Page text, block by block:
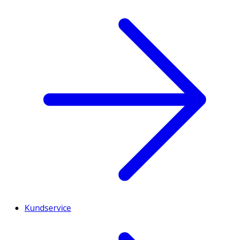
Kundservice